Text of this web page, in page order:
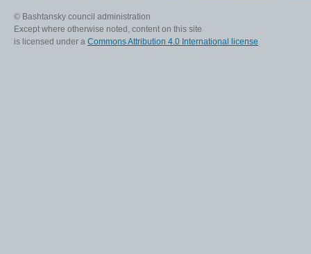
© Bashtansky council administration
Except where otherwise noted, content on this site
is licensed under a Commons Attribution 4.0 International license